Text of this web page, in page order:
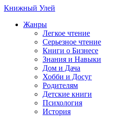
Книжный Улей
Жанры
Легкое чтение
Серьезное чтение
Книги о Бизнесе
Знания и Навыки
Дом и Дача
Хобби и Досуг
Родителям
Детские книги
Психология
История